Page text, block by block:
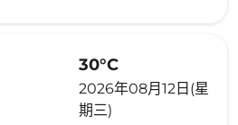
30°C
2026年08月12日(星
期三)